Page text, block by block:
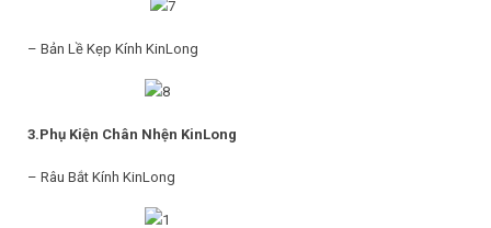
– Bản Lề Kẹp Kính KinLong
3.Phụ Kiện Chân Nhện KinLong
– Râu Bắt Kính KinLong